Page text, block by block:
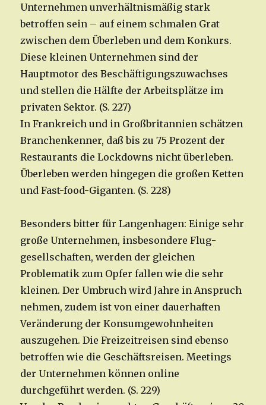
Unternehmen unverhältnismäßig stark
betroffen sein – auf einem schmalen Grat
zwischen dem Überleben und dem Konkurs.
Diese kleinen Unternehmen sind der
Hauptmotor des Beschäftigungszuwachses
und stellen die Hälfte der Arbeitsplätze im
privaten Sektor. (S. 227)
In Frankreich und in Großbritannien schätzen
Branchenkenner, daß bis zu 75 Prozent der
Restaurants die Lockdowns nicht überleben.
Überleben werden hingegen die großen Ketten
und Fast-food-Giganten. (S. 228)
Besonders bitter für Langenhagen: Einige sehr
große Unternehmen, insbesondere Flug­
gesellschaften, werden der gleichen
Problematik zum Opfer fallen wie die sehr
kleinen. Der Umbruch wird Jahre in Anspruch
nehmen, zudem ist von einer dauerhaften
Veränderung der Konsumgewohnheiten
auszugehen. Die Freizeitreisen sind ebenso
betroffen wie die Geschäftsreisen. Meetings
der Unternehmen können online
durchgeführt werden. (S. 229)